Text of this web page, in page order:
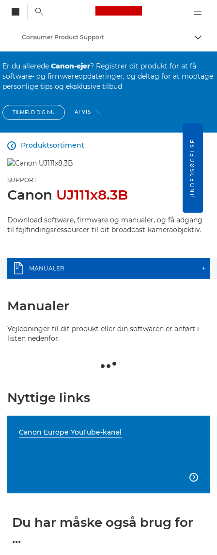
Canon Logo, back
Skift
Consumer Product Support
Er du allerede Canon-ejer? Registrer dit produkt for at få
software- og firmwareopdateringer, og deltag for at modtage
personlige tips og eksklusive tilbud
TILMELD DIG NU AFVIS
Produktsortiment

SUPPORT
Canon UJ111x8.3B
Download software, firmware og manualer, og få adgang
til fejlfindingsressourcer til dit broadcast-kameraobjektiv.
MANUALER +
Manualer
Vejledninger til dit produkt eller din softwaren er anført i
listen nedenfor.
Nyttige links
Canon Europe YouTube-kanal

Du har måske også brug for
...
UNDERSØGELSE